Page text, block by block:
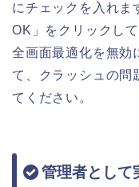
にチェックを入れま
OK」をクリックし
全画面最適化を無効
て、クラッシュの問
てください。
管理者として